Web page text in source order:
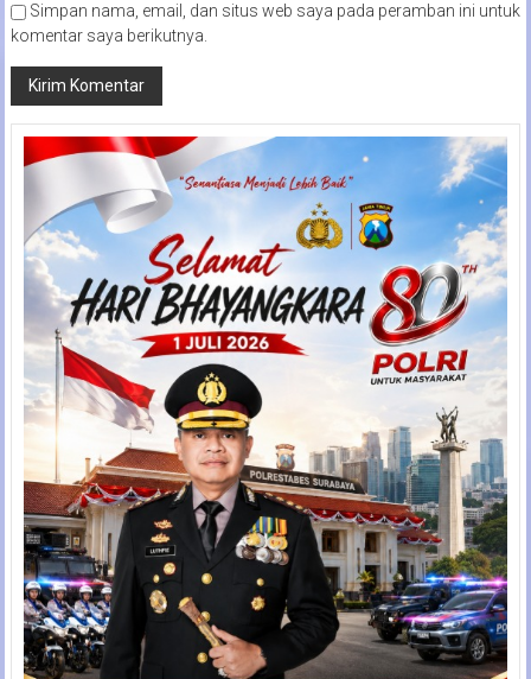
Simpan nama, email, dan situs web saya pada peramban ini untuk
komentar saya berikutnya.